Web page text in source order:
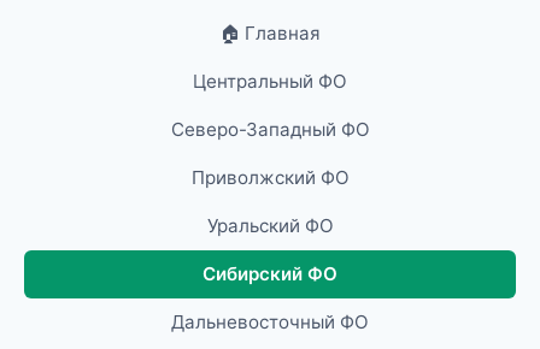
🏠 Главная
Центральный ФО
Северо-Западный ФО
Приволжский ФО
Уральский ФО
Сибирский ФО
Дальневосточный ФО